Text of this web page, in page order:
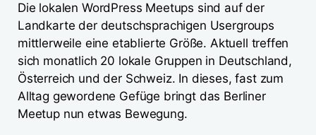
Die lokalen WordPress Meetups sind auf der
Landkarte der deutschsprachigen Usergroups
mittlerweile eine etablierte Größe. Aktuell treffen
sich monatlich 20 lokale Gruppen in Deutschland,
Österreich und der Schweiz. In dieses, fast zum
Alltag gewordene Gefüge bringt das Berliner
Meetup nun etwas Bewegung.